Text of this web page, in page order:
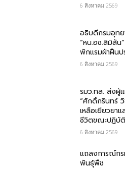
6 สิงหาคม 2569
อธิบดีกรมอุท
“หน.อช.สิมิลัน
พักแรมฝ่าฝืนป
6 สิงหาคม 2569
รมว.ทส. ส่งผู้
“ศักดิ์กรินทร์
เหลือเยียวยา
ชีวิตขณะปฏิบั
6 สิงหาคม 2569
แถลงการณ์ก
พันธุ์พืช